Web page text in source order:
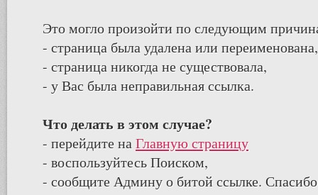
Это могло произойти по следующим
- страница была удалена или переименована,
- страница никогда не существовала,
- у Вас была неправильная ссылка.
Что делать в этом случае?
- перейдите наГлавную страницу
- воспользуйтесь Поиском,
- сообщите Админу о битой ссылке.